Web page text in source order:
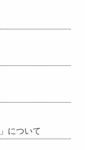
について